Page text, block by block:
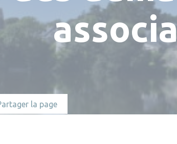
Numéros
Réserver une
la page